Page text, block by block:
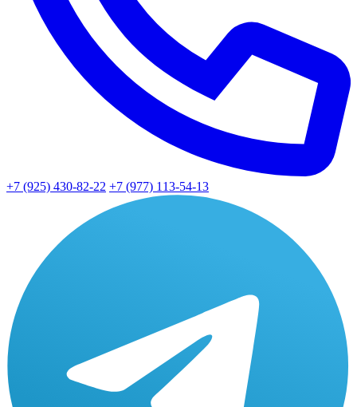
+7 (925) 430-82-22 +7 (977) 113-54-13